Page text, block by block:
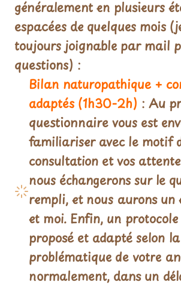
généralement en plusieurs
espacées de quelques mois
toujours joignable par mail
questions) :
Bilan naturopathique +
adaptés (1h30-2h) : Au
questionnaire vous est
familiariser avec le motif
consultation et vos
nous échangerons sur le
rempli, et nous aurons un
et moi. Enfin, un
proposé et adapté selon la
problématique de votre
normalement, dans un